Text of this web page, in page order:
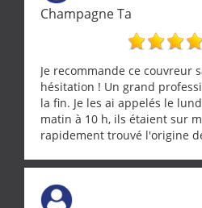
ramonage de notre insert
grande propreté, nous
nombreux conseils
entrepreneur comme on
Encore un grand merci à lui.
Champagne Ta
Je recommande ce couvreur
hésitation ! Un grand
la fin. Je les ai appelés le
matin à 10 h, ils étaient sur
rapidement trouvé l'origine
Une équipe sérieuse,
vraiment rassurant de
artisans aussi professionnels.